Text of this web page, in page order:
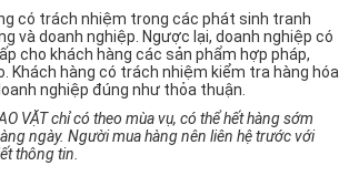
có trách nhiệm trong các phát sinh tranh
và doanh nghiệp. Ngược lại, doanh nghiệp có
cho khách hàng các sản phẩm hợp pháp,
Khách hàng có trách nhiệm kiểm tra hàng hóa
nghiệp đúng như thỏa thuận.
VẶT chỉ có theo mùa vụ, có thể hết hàng sớm
ngày. Người mua hàng nên liên hệ trước với
thông tin.